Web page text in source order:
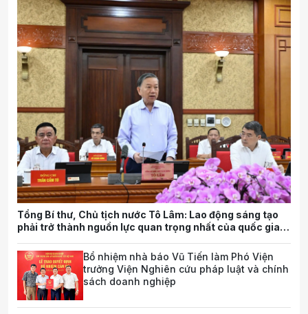
Tổng Bí thư, Chủ tịch nước Tô Lâm: Lao động sáng tạo
phải trở thành nguồn lực quan trọng nhất của quốc gia
Bổ nhiệm nhà báo Vũ Tiến làm Phó Viện
trưởng Viện Nghiên cứu pháp luật và chính
sách doanh nghiệp